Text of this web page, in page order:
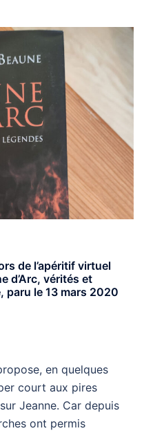
de l’apéritif virtuel
d’Arc, vérités et
paru le 13 mars 2020
en quelques
court aux pires
Jeanne. Car depuis
ont permis